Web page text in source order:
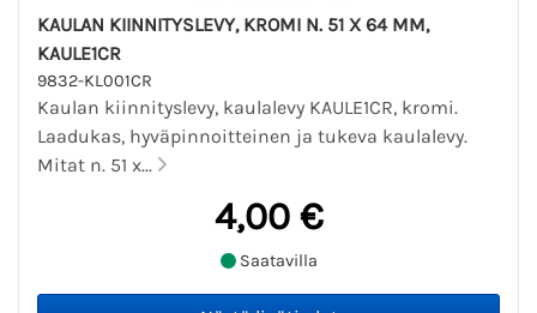
KAULAN KIINNITYSLEVY, KROMI N. 51 X 64 MM,
KAULE1CR
9832-KL001CR
Kaulan kiinnityslevy, kaulalevy KAULE1CR, kromi.
Laadukas, hyväpinnoitteinen ja tukeva kaulalevy.
Mitat n. 51 x...
4,00 €
Saatavilla